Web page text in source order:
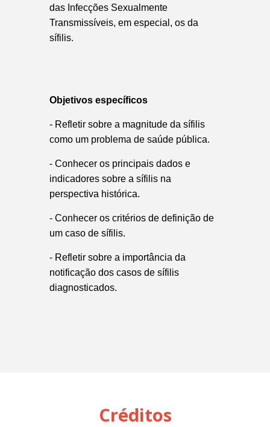
das Infecções Sexualmente
Transmissíveis, em especial, os da
sífilis.
Objetivos específicos
- Refletir sobre a magnitude da sífilis
como um problema de saúde pública.
- Conhecer os principais dados e
indicadores sobre a sífilis na
perspectiva histórica.
- Conhecer os critérios de definição de
um caso de sífilis.
- Refletir sobre a importância da
notificação dos casos de sífilis
diagnosticados.
Créditos